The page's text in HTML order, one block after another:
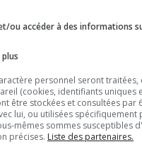
des Finances de la
ou des baisses
ou accéder à des informations
personnel seront
(cookies, identifiants uniques
être stockées et consultées par
lui, ou utilisées spécifiquement
mêmes sommes susceptibles
précises. Liste des partenaires.